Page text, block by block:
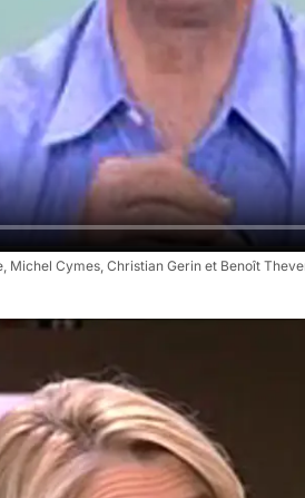
Michel Cymes, Christian Gerin et Benoît